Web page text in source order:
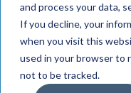
and process your data,
If you decline, your
when you visit this
used in your browser to
not to be tracked.